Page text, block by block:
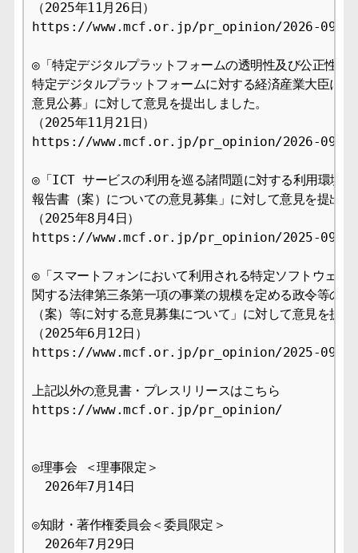
（2025年11月26日）
https://www.mcf.or.jp/pr_opinion/2026-09
◎「特定デジタルプラットフォームの透明性及び公正性の
特定デジタルプラットフォームに対する経済産業大臣に
意見公募」に対して意見を提出しました。
（2025年11月21日）
https://www.mcf.or.jp/pr_opinion/2026-09
◎「ICT サービスの利用を巡る諸問題に対する利用環境整
報告書（案）についての意見募集」に対して意見を提出し
（2025年8月4日）
https://www.mcf.or.jp/pr_opinion/2025-09
◎「スマートフォンにおいて利用される特定ソフトウェア
関する法律第三条第一項の事業の規模を定める政令等の
（案）等に対する意見募集について」に対して意見を提
（2025年6月12日）
https://www.mcf.or.jp/pr_opinion/2025-09
上記以外の意見書・プレスリリースはこちら
https://www.mcf.or.jp/pr_opinion/
◎理事会 ＜理事限定＞
2026年7月14日
◎知財・著作権委員会＜委員限定＞
2026年7月29日